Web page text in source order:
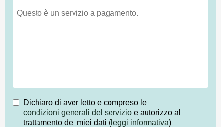
Dichiaro di aver letto e compreso le
condizioni generali del servizio e autorizzo al
trattamento dei miei dati ( leggi informativa)